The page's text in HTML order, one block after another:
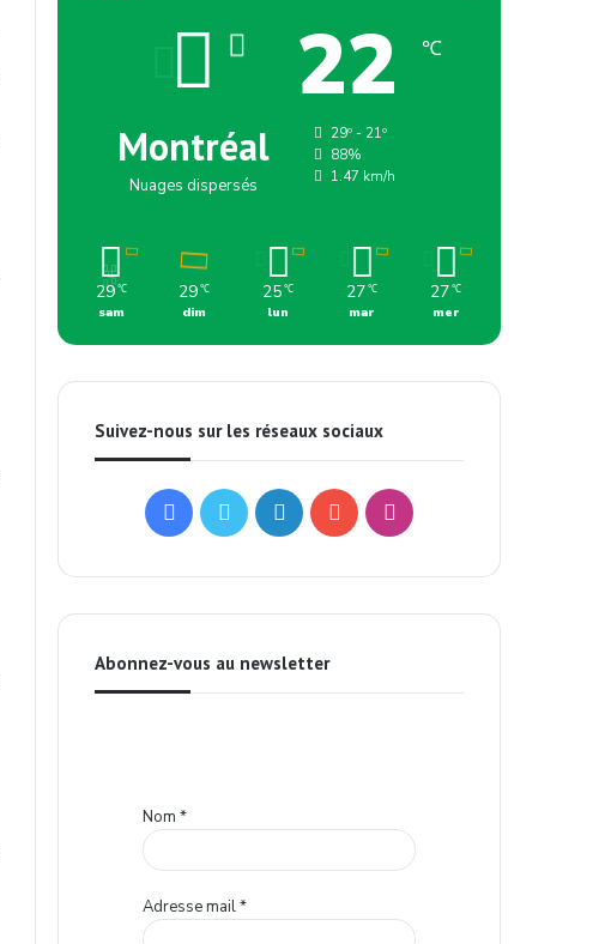
Montréal
Nuages dispersés
22 ℃
29º - 21º
88%
1.47 km/h
29 ℃
sam
29℃
dim
25℃
lun
27℃
mar
27℃
mer
Suivez-nous sur les réseaux sociaux
FacebookTwitterLinkedinYouTubeInstagram
Abonnez-vous au newsletter
Nom*
Adresse mail*